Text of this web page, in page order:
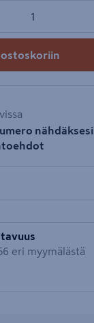
ostoskoriin
nähdäksesi
eri myymälästä